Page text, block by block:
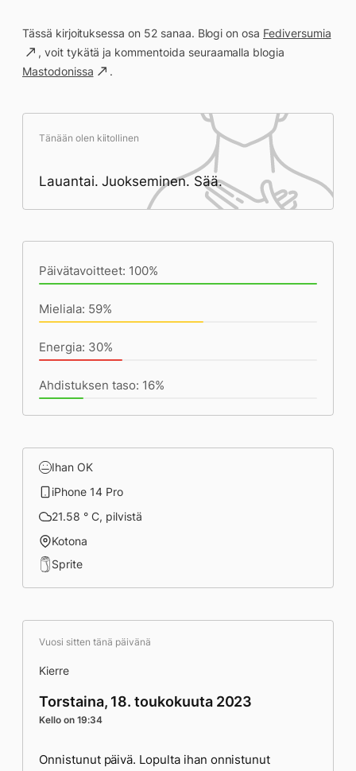
Tässä kirjoituksessa on 52 sanaa. Blogi on osa Fediversumia
, voit tykätä ja kommentoida seuraamalla blogia
Mastodonissa
.
Tänään olen kiitollinen
Lauantai. Juokseminen. Sää.
Päivätavoitteet: 100%
Mieliala: 59%
Energia: 30%
Ahdistuksen taso: 16%
Ihan OK
iPhone 14 Pro
21.58 ° C, pilvistä
Kotona
Sprite
Vuosi sitten tänä päivänä
Kierre
Torstaina, 18. toukokuuta 2023
Kello on 19:34
Onnistunut päivä. Lopulta ihan onnistunut